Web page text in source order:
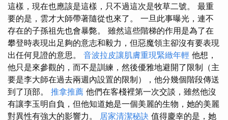
這樣，現在也應該是這樣，只不過這次是牧草二號。 最重
要的是，雲才大師帶著隨從也來了。 一旦此事曝光，連不
存在的子孫祖先也會暴斃。 雖然這些階梯的作用是為了在
攀登時表現出足夠的意志和毅力，但惡魔領主卻沒有要表現
出任何見證的意思。 音波拉皮讓肌膚重現緊緻年輕 他想，
他只是來參觀的，而不是訓練，然後優雅地避開了限制（主
要是李大師在過去兩週內設置的限制），他分幾個階段傳送
到了頂部。 推拿推薦 他們在客棧裡第一次交談，雖然他沒
有讓李玉明自負，但他知道她是一個美麗的生物，她的美麗
對異性有強大的影響力。 居家清潔秘訣 值得慶幸的是，她